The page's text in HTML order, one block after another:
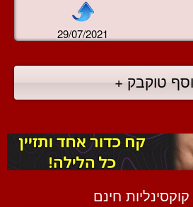
29/07/2021
טוקבק +
חינם